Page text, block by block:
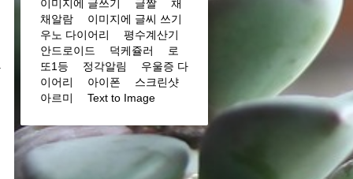
이미지에 글쓰기
글짤
채
채알람
이미지에 글씨 쓰기
우노 다이어리
평수계산기
안드로이드
덕케쥴러
로
또1등
정각알림
우울증 다
이어리
아이폰
스크린샷
아르미
Text to Image